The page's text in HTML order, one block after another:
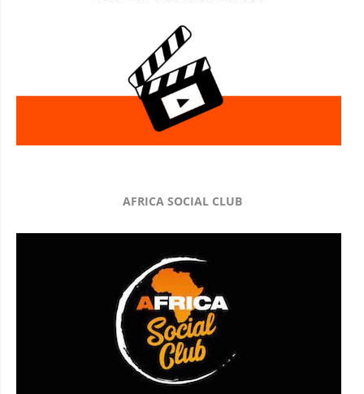
AFRICA SOCIAL CLUB